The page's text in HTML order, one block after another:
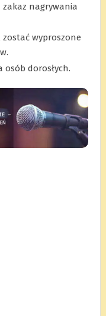
zakaz nagrywania
zostać wyproszone
osób dorosłych.